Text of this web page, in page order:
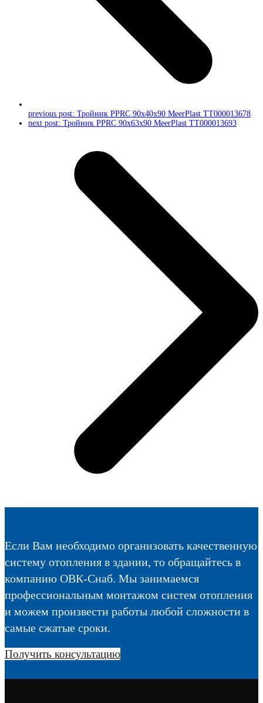
previous post: Тройник PPRC 90x40x90 MeerPlast ТТ000013678
next post: Тройник PPRC 90x63x90 MeerPlast ТТ000013693
Если Вам необходимо организовать качественную
систему отопления в здании, то обращайтесь в
компанию ОВК-Снаб. Мы занимаемся
профессиональным монтажом систем отопления
и можем произвести работы любой сложности в
самые сжатые сроки.
Получить консультацию